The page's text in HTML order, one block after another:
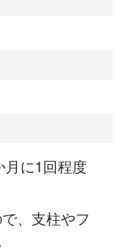
に1回程度
、支柱やフ